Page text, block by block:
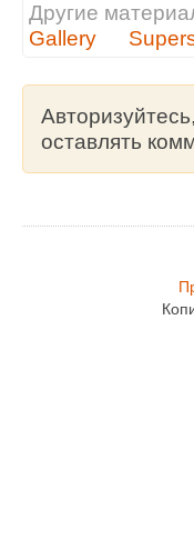
Другие
Gallery
оставлять